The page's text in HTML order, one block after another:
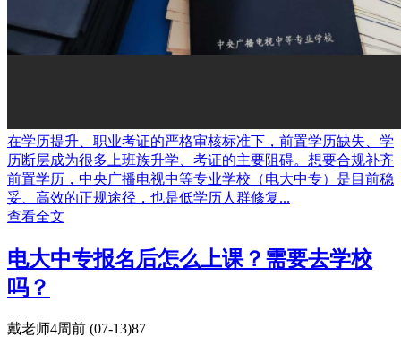
在学历提升、职业考证的严格审核标准下，前置学历缺失、学
历断层成为很多上班族升学、考证的主要阻碍。想要合规补齐
前置学历，中央广播电视中等专业学校（电大中专）是目前稳
妥、高效的正规途径，也是低学历人群修复...
查看全文
电大中专报名后怎么上课？需要去学校
吗？
戴老师4周前 (07-13)87